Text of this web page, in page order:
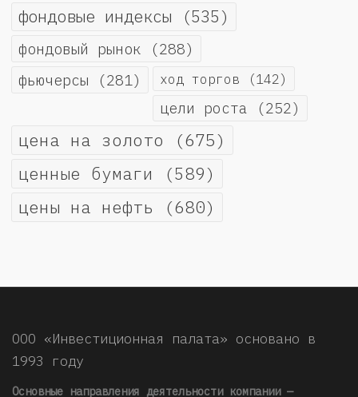
фондовые индексы (535)
фондовый рынок (288)
фьючерсы (281) ход торгов (142)
цели роста (252)
цена на золото (675)
ценные бумаги (589)
цены на нефть (680)
ООО «Инвестиционная палата» основано в
1993 году
Основные направления деятельности компании —